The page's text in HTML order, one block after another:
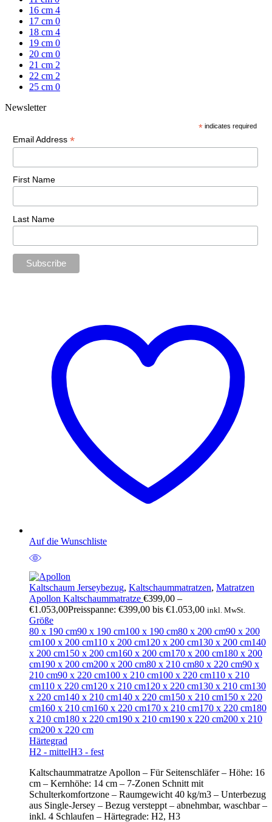
16 cm 4
17 cm 0
18 cm 4
19 cm 0
20 cm 0
21 cm 2
22 cm 2
25 cm 0
Newsletter
* indicates required
Email Address *
First Name
Last Name
Auf die Wunschliste
Kaltschaum Jerseybezug, Kaltschaummatratzen, Matratzen
Apollon Kaltschaummatratze €399,00 –
€1.053,00Preisspanne: €399,00 bis €1.053,00 inkl. MwSt.
Größe
80 x 190 cm90 x 190 cm100 x 190 cm80 x 200 cm90 x 200
cm100 x 200 cm110 x 200 cm120 x 200 cm130 x 200 cm140
x 200 cm150 x 200 cm160 x 200 cm170 x 200 cm180 x 200
cm190 x 200 cm200 x 200 cm80 x 210 cm80 x 220 cm90 x
210 cm90 x 220 cm100 x 210 cm100 x 220 cm110 x 210
cm110 x 220 cm120 x 210 cm120 x 220 cm130 x 210 cm130
x 220 cm140 x 210 cm140 x 220 cm150 x 210 cm150 x 220
cm160 x 210 cm160 x 220 cm170 x 210 cm170 x 220 cm180
x 210 cm180 x 220 cm190 x 210 cm190 x 220 cm200 x 210
cm200 x 220 cm
Härtegrad
H2 - mittelH3 - fest
Kaltschaummatratze Apollon – Für Seitenschläfer – Höhe: 16
cm – Kernhöhe: 14 cm – 7-Zonen Schnitt mit
Schulterkomfortzone – Raumgewicht 40 kg/m3 – Unterbezug
aus Single-Jersey – Bezug versteppt – abnehmbar, waschbar –
inkl. 4 Schlaufen – Härtegrade: H2, H3